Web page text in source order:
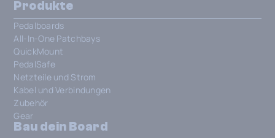
Produkte
Pedalboards
All-In-One Patchbays
QuickMount
PedalSafe
Netzteile und Strom
Kabel und Verbindungen
Zubehör
Gear
Bau dein Board